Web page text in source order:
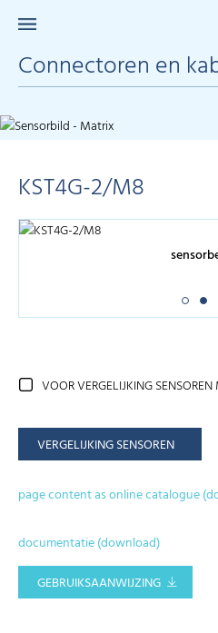
Connectoren en
KST4G-2/M8
VOOR VERGELIJKING SENSOREN
VERGELIJKING SENSOREN
page content as online catalogue
documentatie (download)
GEBRUIKSAANWIJZING